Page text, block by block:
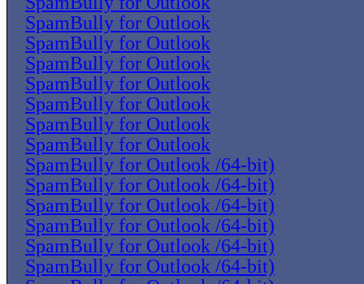
SpamBully for Outlook
SpamBully for Outlook
SpamBully for Outlook
SpamBully for Outlook
SpamBully for Outlook
SpamBully for Outlook
SpamBully for Outlook
SpamBully for Outlook /64-bit)
SpamBully for Outlook /64-bit)
SpamBully for Outlook /64-bit)
SpamBully for Outlook /64-bit)
SpamBully for Outlook /64-bit)
SpamBully for Outlook /64-bit)